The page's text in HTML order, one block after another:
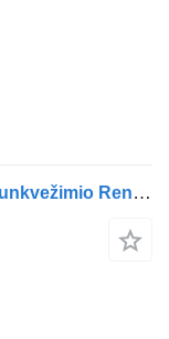
Vairo stiprintuvo žarna 5001830083 sunkvežimio Renault G 260 (192/202 KW)